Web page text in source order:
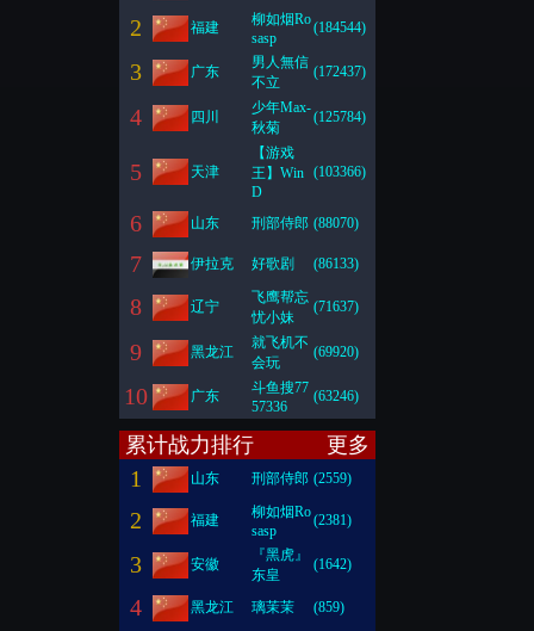
2 福建
柳如烟Ro
sasp
(184544)
3 广东
男人無信
不立
(172437)
4 四川
少年Max-
秋菊
(125784)
5 天津
【游戏
王】Win
D
(103366)
6 山东 刑部侍郎 (88070)
7 伊拉克 好歌剧 (86133)
8 辽宁
飞鹰帮忘
忧小妹
(71637)
9 黑龙江
就飞机不
会玩
(69920)
10 广东
斗鱼搜77
57336
(63246)
累计战力排行 更多
1 山东 刑部侍郎 (2559)
2 福建
柳如烟Ro
sasp
(2381)
3 安徽
『黑虎』
东皇
(1642)
4 黑龙江 璃茉茉 (859)